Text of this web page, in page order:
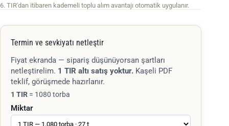
6. TIR'dan itibaren kademeli toplu alım avantajı otomatik uygulanır.
Termin ve sevkiyatı netleştir
Fiyat ekranda — sipariş düşünüyorsan şartları
netleştirelim. 1 TIR altı satış yoktur. Kaşeli PDF
teklif, görüşmede hazırlanır.
1 TIR = 1080 torba
Miktar